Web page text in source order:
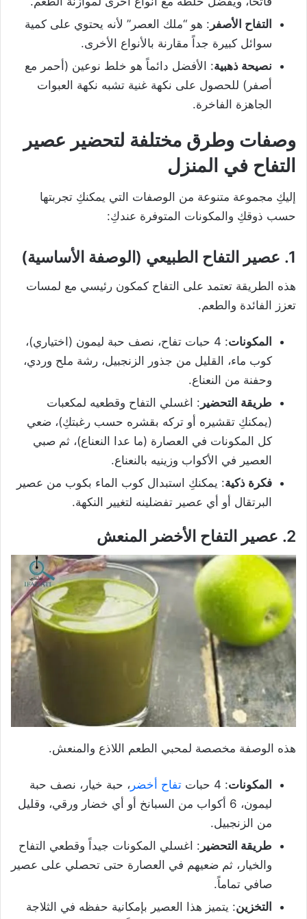
التفاح الأصفر : هو “ملك العصر” لأنه يحتوي على كمية
سوائل كبيرة جداً مقارنة بالأنواع الأخرى.
نصيحة ذهبية: الأفضل دائماً هو خلط نوعين (أحمر مع
أصفر) للحصول على نكهة غنية تشبه نكهة العبوات
الجاهزة الفاخرة.
وصفات وطرق مختلفة لتحضير عصير
التفاح في المنزل
إليكِ مجموعة متنوعة من الوصفات التي يمكنكِ تجربتها
حسب ذوقكِ والمكونات المتوفرة عندكِ:
1. عصير التفاح الطبيعي (الوصفة الأساسية)
هذه الطريقة تعتمد على التفاح كمكون رئيسي مع لمسات
تعزز الفائدة والطعم.
المكونات
: 4 حبات تفاح، نصف حبة ليمون (اختياري)،
كوب ماء، القليل من جذور الزنجبيل، رشة ملح وردي،
وحفنة من النعناع.
طريقة التحضير : اغسلي التفاح وقطعيه لمكعبات
(يمكنكِ تقشيره أو تركه بقشره حسب رغبتكِ)، ضعي
كل المكونات في العصارة (ما عدا النعناع)، ثم صبي
العصير في الأكواب وزينيه بالنعناع.
فكرة ذكية: يمكنكِ استبدال كوب الماء بكوب من عصير
البرتقال أو أي عصير تفضلينه لتغيير النكهة.
2. عصير التفاح الأخضر المنعش
هذه الوصفة مخصصة لمحبي الطعم اللاذع والمنعش.
المكونات: 4 حبات تفاح أخضر ، حبة خيار، نصف حبة
ليمون، 6 أكواب من السبانخ أو أي خضار ورقي، وقليل
من الزنجبيل.
طريقة التحضير : اغسلي المكونات جيداً وقطعي التفاح
والخيار، ثم ضعيهم في العصارة حتى تحصلي على عصير
صافي تماماً.
التخزين: يتميز هذا العصير بإمكانية حفظه في الثلاجة